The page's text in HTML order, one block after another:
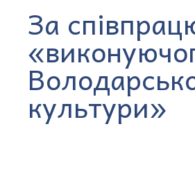
За
культури»